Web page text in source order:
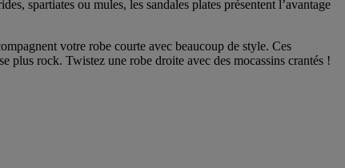
spartiates ou mules, les sandales plates présentent l’avantage
votre robe courte avec beaucoup de style. Ces
plus rock. Twistez une robe droite avec des mocassins crantés !